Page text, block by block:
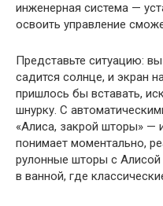
инженерная система —
освоить управление
Представьте ситуацию:
садится солнце, и экран
пришлось бы вставать,
шнурку. С
«Алиса, закрой шторы» —
понимает моментально,
рулонные шторы с Алисой
в ванной, где